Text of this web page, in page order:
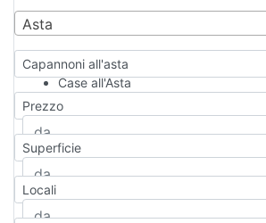
Asta
Capannoni all'asta
Case all'Asta
Qualsiasi
Appartamento
Casa indipendente
Casa Semi-indipendente
Attico/Mansarda
Prezzo
Superficie
Locali